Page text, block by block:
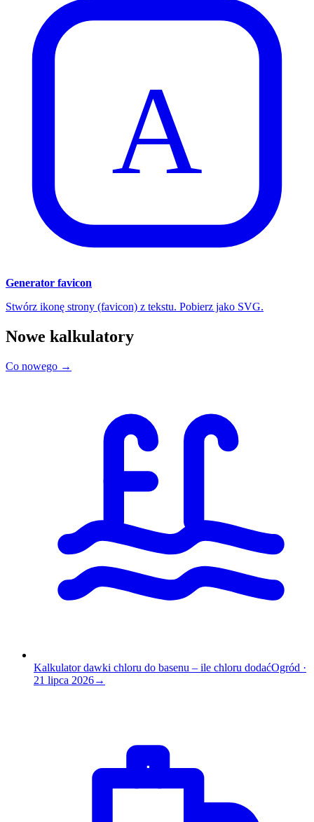
A
Generator favicon
Stwórz ikonę strony (favicon) z tekstu. Pobierz jako SVG.
Nowe kalkulatory
Co nowego →
Kalkulator dawki chloru do basenu – ile chloru dodaćOgród ·
21 lipca 2026→